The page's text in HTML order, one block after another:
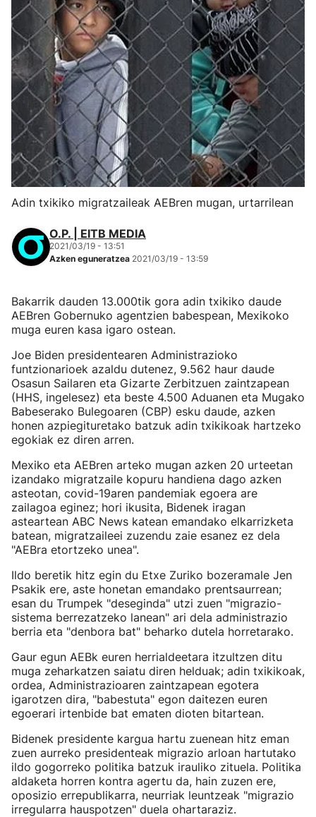
Adin txikiko migratzaileak AEBren mugan, urtarrilean
O.P. | EITB MEDIA
2021/03/19 - 13:51
Azken eguneratzea 2021/03/19 - 13:59
Bakarrik dauden 13.000tik gora adin txikiko daude
AEBren Gobernuko agentzien babespean, Mexikoko
muga euren kasa igaro ostean.
Joe Biden presidentearen Administrazioko
funtzionarioek azaldu dutenez, 9.562 haur daude
Osasun Sailaren eta Gizarte Zerbitzuen zaintzapean
(HHS, ingelesez) eta beste 4.500 Aduanen eta Mugako
Babeserako Bulegoaren (CBP) esku daude, azken
honen azpiegituretako batzuk adin txikikoak hartzeko
egokiak ez diren arren.
Mexiko eta AEBren arteko mugan azken 20 urteetan
izandako migratzaile kopuru handiena dago azken
asteotan, covid-19aren pandemiak egoera are
zailagoa eginez; hori ikusita, Bidenek iragan
asteartean ABC News katean emandako elkarrizketa
batean, migratzaileei zuzendu zaie esanez ez dela
"AEBra etortzeko unea".
Ildo beretik hitz egin du Etxe Zuriko bozeramale Jen
Psakik ere, aste honetan emandako prentsaurrean;
esan du Trumpek "deseginda" utzi zuen "migrazio-
sistema berrezatzeko lanean" ari dela administrazio
berria eta "denbora bat" beharko dutela horretarako.
Gaur egun AEBk euren herrialdeetara itzultzen ditu
muga zeharkatzen saiatu diren helduak; adin txikikoak,
ordea, Administrazioaren zaintzapean egotera
igarotzen dira, "babestuta" egon daitezen euren
egoerari irtenbide bat ematen dioten bitartean.
Bidenek presidente kargua hartu zuenean hitz eman
zuen aurreko presidenteak migrazio arloan hartutako
ildo gogorreko politika batzuk irauliko zituela. Politika
aldaketa horren kontra agertu da, hain zuzen ere,
oposizio errepublikarra, neurriak leuntzeak "migrazio
irregularra hauspotzen" duela ohartaraziz.